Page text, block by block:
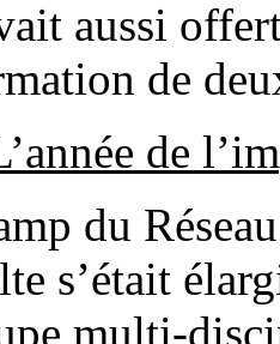
aussi
de
de
du
s’était
multi-